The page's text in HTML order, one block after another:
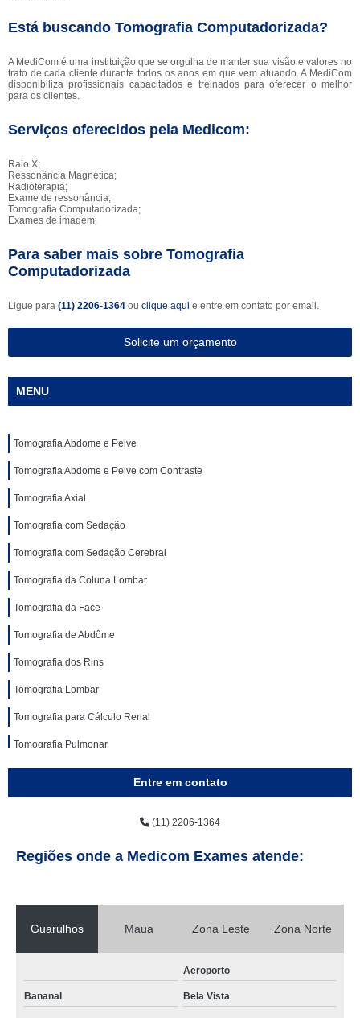
Está buscando Tomografia Computadorizada?
A MediCom é uma instituição que se orgulha de manter sua visão e valores no
trato de cada cliente durante todos os anos em que vem atuando. A MediCom
disponibiliza profissionais capacitados e treinados para oferecer o melhor
para os clientes.
Serviços oferecidos pela Medicom:
Raio X;
Ressonância Magnética;
Radioterapia;
Exame de ressonância;
Tomografia Computadorizada;
Exames de imagem.
Para saber mais sobre Tomografia
Computadorizada
Ligue para (11) 2206-1364 ou clique aqui e entre em contato por email.
Solicite um orçamento
MENU
Tomografia Abdome e Pelve
Tomografia Abdome e Pelve com Contraste
Tomografia Axial
Tomografia com Sedação
Tomografia com Sedação Cerebral
Tomografia da Coluna Lombar
Tomografia da Face
Tomografia de Abdôme
Tomografia dos Rins
Tomografia Lombar
Tomografia para Cálculo Renal
Tomografia Pulmonar
Entre em contato
(11) 2206-1364
Regiões onde a Medicom Exames atende:
Guarulhos Maua Zona Leste Zona Norte
Aeroporto
Bananal Bela Vista